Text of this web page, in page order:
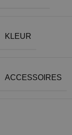
KLEUR
ACCESSOIRES